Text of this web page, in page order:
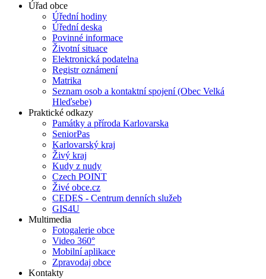
Úřad obce
Úřední hodiny
Úřední deska
Povinné informace
Životní situace
Elektronická podatelna
Registr oznámení
Matrika
Seznam osob a kontaktní spojení (Obec Velká
Hleďsebe)
Praktické odkazy
Památky a příroda Karlovarska
SeniorPas
Karlovarský kraj
Živý kraj
Kudy z nudy
Czech POINT
Živé obce.cz
CEDES - Centrum denních služeb
GIS4U
Multimedia
Fotogalerie obce
Video 360°
Mobilní aplikace
Zpravodaj obce
Kontakty